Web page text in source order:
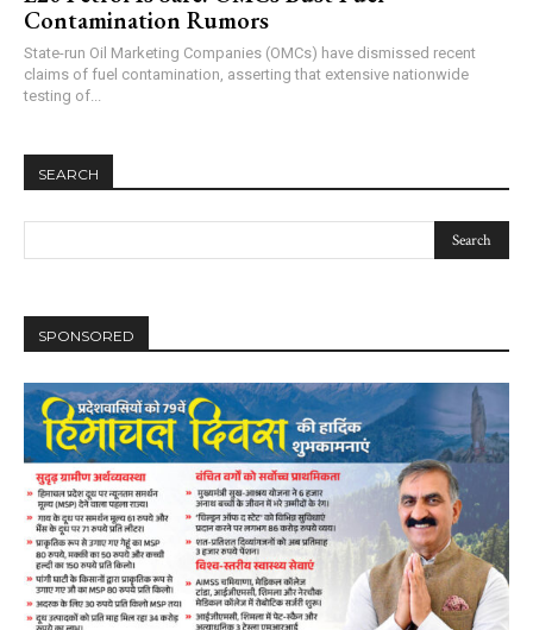
NURTURING CREATIVITY – KEEKLI CHARITABLE TRUST, SHIMLA
Contamination Rumors
State-run Oil Marketing Companies (OMCs) have dismissed recent
claims of fuel contamination, asserting that extensive nationwide
testing of...
SEARCH
SPONSORED